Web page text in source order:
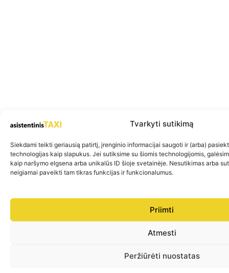
Tvarkyti sutikimą
Siekdami teikti geriausią patirtį, įrenginio informacijai saugoti ir (arba)
technologijas kaip slapukus. Jei sutiksime su šiomis technologijomis,
kaip naršymo elgsena arba unikalūs ID šioje svetainėje. Nesutikimas arba
neigiamai paveikti tam tikras funkcijas ir funkcionalumus.
Priimti
Atmesti
Peržiūrėti nuostatas